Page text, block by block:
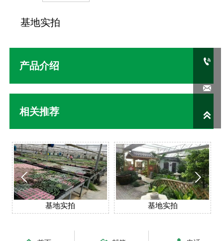
基地实拍
产品介绍
相关推荐
基地实拍 基地实拍
 


